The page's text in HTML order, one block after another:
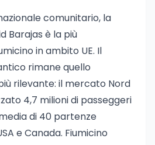
comunitario, la
Barajas è la più
in ambito UE. Il
rimane quello
rilevante: il mercato Nord
4,7 milioni di passeggeri
di 40 partenze
e Canada. Fiumicino